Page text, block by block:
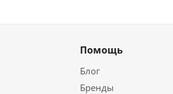
Помощь
Блог
Бренды